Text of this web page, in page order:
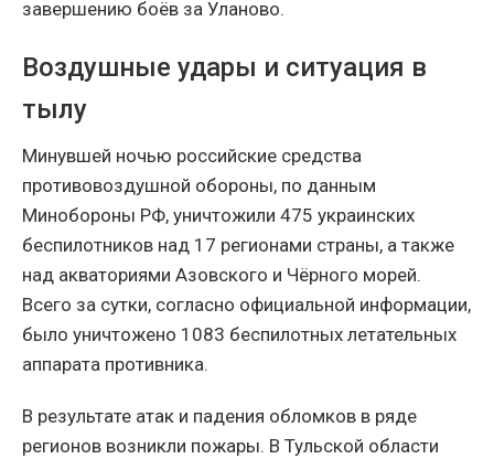
завершению боёв за Уланово.
Воздушные удары и ситуация в
тылу
Минувшей ночью российские средства
противовоздушной обороны, по данным
Минобороны РФ, уничтожили 475 украинских
беспилотников над 17 регионами страны, а также
над акваториями Азовского и Чёрного морей.
Всего за сутки, согласно официальной информации,
было уничтожено 1083 беспилотных летательных
аппарата противника.
В результате атак и падения обломков в ряде
регионов возникли пожары. В Тульской области